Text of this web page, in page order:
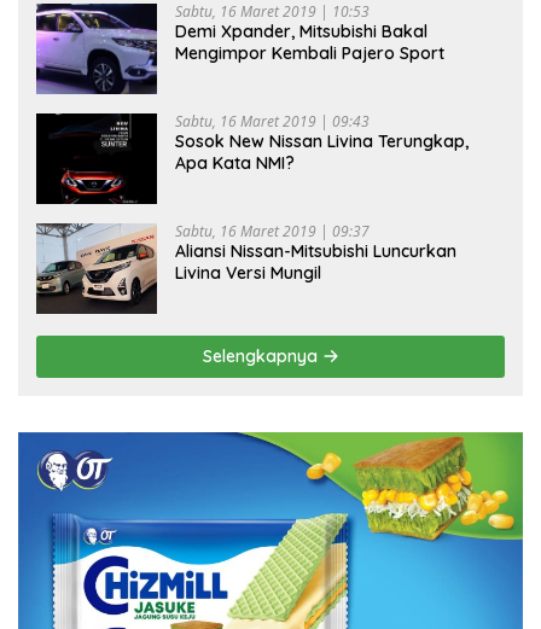
Sabtu, 16 Maret 2019 | 10:53
Demi Xpander, Mitsubishi Bakal
Mengimpor Kembali Pajero Sport
Sabtu, 16 Maret 2019 | 09:43
Sosok New Nissan Livina Terungkap,
Apa Kata NMI?
Sabtu, 16 Maret 2019 | 09:37
Aliansi Nissan-Mitsubishi Luncurkan
Livina Versi Mungil
Selengkapnya